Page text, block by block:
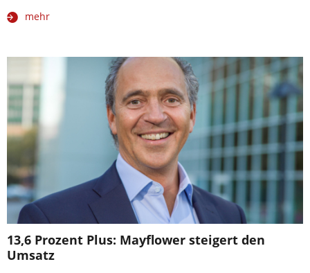
mehr
13,6 Prozent Plus: Mayflower steigert den
Umsatz